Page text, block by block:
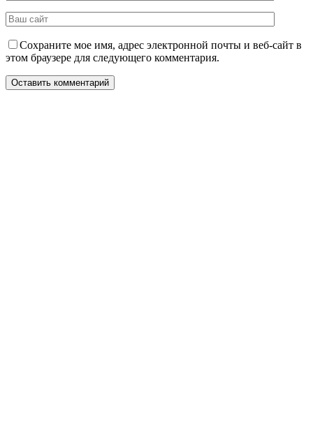
Сохраните мое имя, адрес электронной почты и веб-сайт в
этом браузере для следующего комментария.